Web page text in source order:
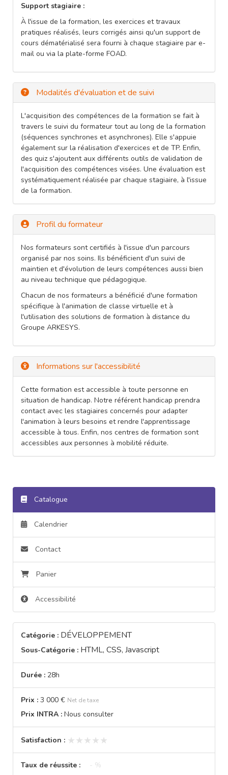
Support stagiaire :
À l'issue de la formation, les exercices et travaux
pratiques réalisés, leurs corrigés ainsi qu'un support de
cours dématérialisé sera fourni à chaque stagiaire par e-
mail ou via la plate-forme FOAD.
Modalités d'évaluation et de suivi
L'acquisition des compétences de la formation se fait à
travers le suivi du formateur tout au long de la formation
(séquences synchrones et asynchrones). Elle s'appuie
également sur la réalisation d'exercices et de TP. Enfin,
des quiz s'ajoutent aux différents outils de validation de
l'acquisition des compétences visées. Une évaluation est
systématiquement réalisée par chaque stagiaire, à l'issue
de la formation.
Profil du formateur
Nos formateurs sont certifiés à l'issue d'un parcours
organisé par nos soins. Ils bénéficient d'un suivi de
maintien et d'évolution de leurs compétences aussi bien
au niveau technique que pédagogique.
Chacun de nos formateurs a bénéficié d'une formation
spécifique à l'animation de classe virtuelle et à
l'utilisation des solutions de formation à distance du
Groupe ARKESYS.
Informations sur l'accessibilité
Cette formation est accessible à toute personne en
situation de handicap. Notre référent handicap prendra
contact avec les stagiaires concernés pour adapter
l'animation à leurs besoins et rendre l'apprentissage
accessible à tous. Enfin, nos centres de formation sont
accessibles aux personnes à mobilité réduite.
Catalogue
Calendrier
Contact
Panier
Accessibilité
Catégorie : DÉVELOPPEMENT
Sous-Catégorie : HTML, CSS, Javascript
Durée : 28h
Prix : 3 000 € Net de taxe
Prix INTRA : Nous consulter
Satisfaction : ★★★★★
★★★★★
Taux de réussite : - %